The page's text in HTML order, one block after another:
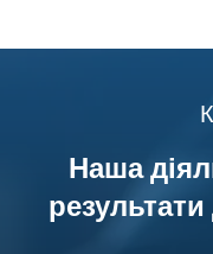
Наша